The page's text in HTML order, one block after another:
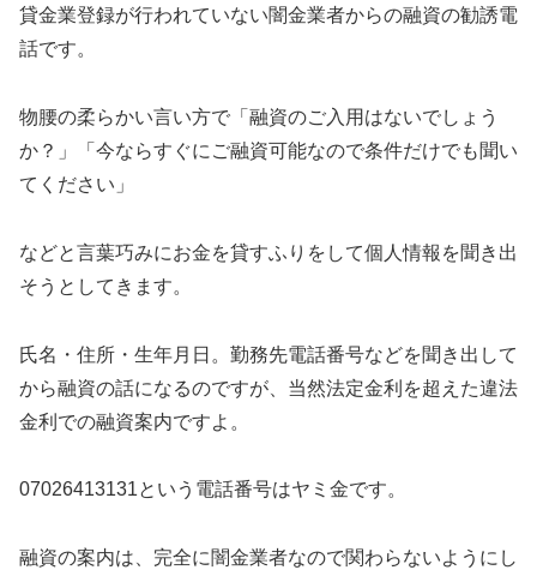
貸金業登録が行われていない闇金業者からの融資の勧誘電
話です。
物腰の柔らかい言い方で「融資のご入用はないでしょう
か？」「今ならすぐにご融資可能なので条件だけでも聞い
てください」
などと言葉巧みにお金を貸すふりをして個人情報を聞き出
そうとしてきます。
氏名・住所・生年月日。勤務先電話番号などを聞き出して
から融資の話になるのですが、当然法定金利を超えた違法
金利での融資案内ですよ。
07026413131という電話番号はヤミ金です。
融資の案内は、完全に闇金業者なので関わらないようにし